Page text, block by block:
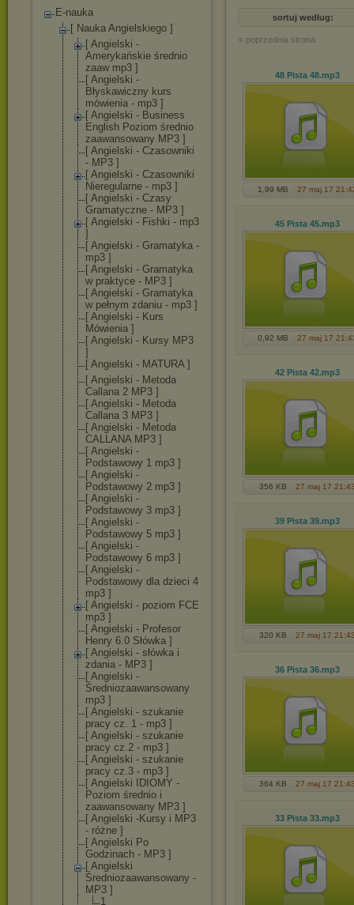
E-nauka
[ Nauka Angielskiego ]
[ Angielski -
Amerykańskie średnio
zaaw mp3 ]
[ Angielski -
Błyskawiczny kurs
mówienia - mp3 ]
[ Angielski - Business
English Poziom średnio
zaawansowany MP3 ]
[ Angielski - Czasowniki
- MP3 ]
[ Angielski - Czasowniki
Nieregularne - mp3 ]
[ Angielski - Czasy
Gramatyczne - MP3 ]
[ Angielski - Fishki - mp3
]
[ Angielski - Gramatyka -
mp3 ]
[ Angielski - Gramatyka
w praktyce - MP3 ]
[ Angielski - Gramatyka
w pełnym zdaniu - mp3 ]
[ Angielski - Kurs
Mówienia ]
[ Angielski - Kursy MP3
]
[ Angielski - MATURA ]
[ Angielski - Metoda
Callana 2 MP3 ]
[ Angielski - Metoda
Callana 3 MP3 ]
[ Angielski - Metoda
CALLANA MP3 ]
[ Angielski -
Podstawowy 1 mp3 ]
[ Angielski -
Podstawowy 2 mp3 ]
[ Angielski -
Podstawowy 3 mp3 ]
[ Angielski -
Podstawowy 5 mp3 ]
[ Angielski -
Podstawowy 6 mp3 ]
[ Angielski -
Podstawowy dla dzieci 4
mp3 ]
[ Angielski - poziom FCE
mp3 ]
[ Angielski - Profesor
Henry 6.0 Słówka ]
[ Angielski - słówka i
zdania - MP3 ]
[ Angielski -
Średniozaawansowany
mp3 ]
[ Angielski - szukanie
pracy cz. 1 - mp3 ]
[ Angielski - szukanie
pracy cz.2 - mp3 ]
[ Angielski - szukanie
pracy cz.3 - mp3 ]
[ Angielski IDIOMY -
Poziom średnio i
zaawansowany MP3 ]
[ Angielski -Kursy i MP3
- różne ]
[ Angielski Po
Godzinach - MP3 ]
[ Angielski
Średniozaawansowany -
MP3 ]
1
sortuj według:
« poprzednia strona
48 Pista 48.mp3
1,99 MB 27 maj 17
45 Pista 45.mp3
0,92 MB 27 maj 17
42 Pista 42.mp3
356 KB 27 maj 17
39 Pista 39.mp3
320 KB 27 maj 17
36 Pista 36.mp3
364 KB 27 maj 17
33 Pista 33.mp3